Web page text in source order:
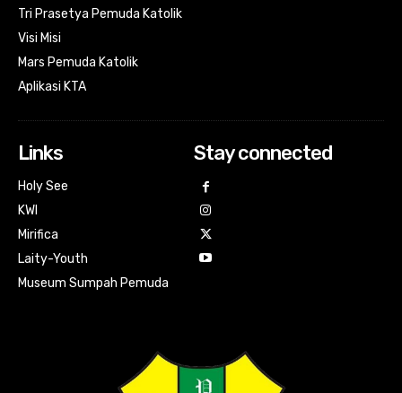
Tri Prasetya Pemuda Katolik
Visi Misi
Mars Pemuda Katolik
Aplikasi KTA
Links
Holy See
KWI
Mirifica
Laity-Youth
Museum Sumpah Pemuda
Stay connected